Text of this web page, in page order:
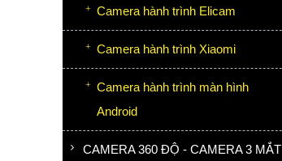
Camera hành trình Elicam
Camera hành trình Xiaomi
Camera hành trình màn hình
Android
CAMERA 360 ĐỘ - CAMERA 3 MẮT